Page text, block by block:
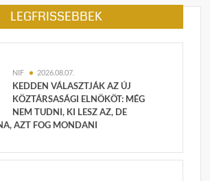
LEGFRISSEBBEK
NIF 2026.08.07.
KEDDEN VÁLASZTJÁK AZ ÚJ
KÖZTÁRSASÁGI ELNÖKÖT: MÉG
NEM TUDNI, KI LESZ AZ, DE
AZT FOG MONDANI